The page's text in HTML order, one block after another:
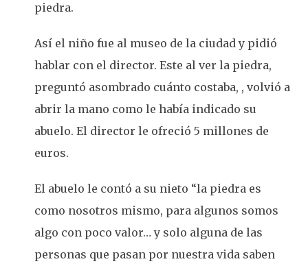
piedra.
Así el niño fue al museo de la ciudad y pidió
hablar con el director. Este al ver la piedra,
preguntó asombrado cuánto costaba, , volvió a
abrir la mano como le había indicado su
abuelo. El director le ofreció 5 millones de
euros.
El abuelo le contó a su nieto “la piedra es
como nosotros mismo, para algunos somos
algo con poco valor… y solo alguna de las
personas que pasan por nuestra vida saben